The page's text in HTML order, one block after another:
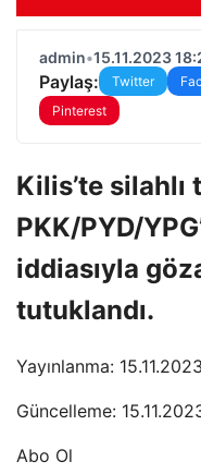
admin•15.11.2023
Paylaş: Twitter
Pinterest
Kilis’te
PKK/PYD/
iddiasıyla
tutuklandı.
Yayınlanma:
Güncelleme:
Abo Ol